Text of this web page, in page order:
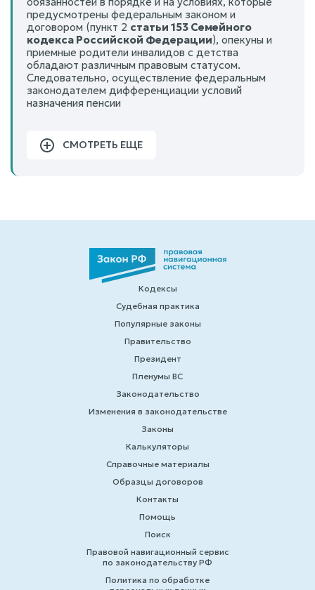
предусмотрены федеральным законом и
договором (пункт 2 статьи 153 Семейного
кодекса Российской Федерации), опекуны и
приемные родители инвалидов с детства
обладают различным правовым статусом.
Следовательно, осуществление федеральным
законодателем дифференциации условий
назначения пенсии
СМОТРЕТЬ ЕЩЕ
Кодексы
Судебная практика
Популярные законы
Правительство
Президент
Пленумы ВС
Законодательство
Изменения в законодательстве
Законы
Калькуляторы
Справочные материалы
Образцы договоров
Контакты
Помощь
Поиск
Правовой навигационный сервис
по законодательству РФ
Политика по обработке